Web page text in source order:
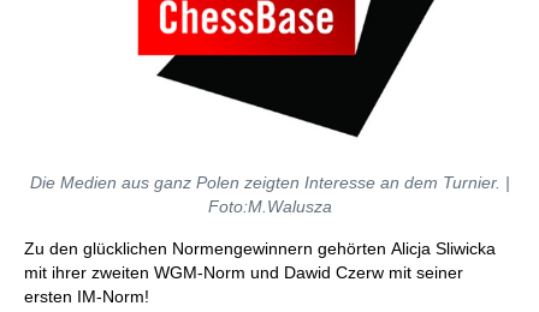
Die Medien aus ganz Polen zeigten Interesse an dem Turnier. |
Foto:M.Walusza
Zu den glücklichen Normengewinnern gehörten Alicja Sliwicka
mit ihrer zweiten WGM-Norm und Dawid Czerw mit seiner
ersten IM-Norm!